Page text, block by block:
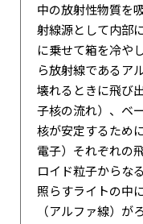
中の放射性物質を
射線源として内部
に乗せて箱を冷や
ら放射線であるア
壊れるときに飛び
子核の流れ）、ベ
核が安定するため
電子）それぞれの
ロイド粒子からな
照らすライトの中
（アルファ線）が